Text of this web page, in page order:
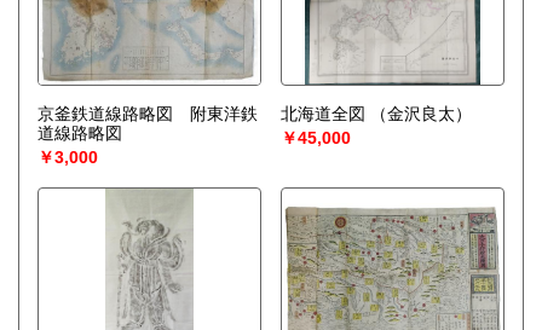
京釜鉄道線路略図 附東洋鉄
道線路略図
￥3,000
北海道全図
（金沢良太）
￥45,000